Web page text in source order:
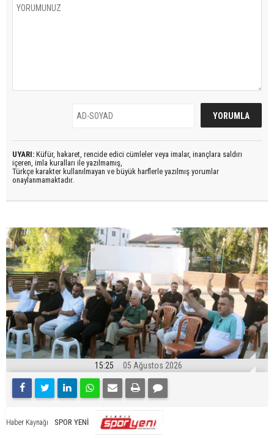
UYARI: Küfür, hakaret, rencide edici cümleler veya imalar, inançlara saldırı
içeren, imla kuralları ile yazılmamış,
Türkçe karakter kullanılmayan ve büyük harflerle yazılmış yorumlar
onaylanmamaktadır.
15:25 05 Ağustos 2026
Haber Kaynağı SPOR YENİ